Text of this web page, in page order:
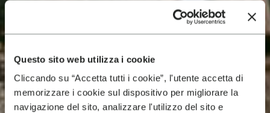
Questo sito web utilizza i cookie
Cliccando su “Accetta tutti i cookie”, l'utente accetta di
memorizzare i cookie sul dispositivo per migliorare la
navigazione del sito, analizzare l'utilizzo del sito e